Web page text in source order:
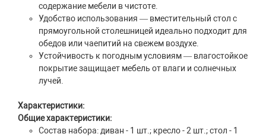
содержание мебели в чистоте.
Удобство использования — вместительный стол с
прямоугольной столешницей идеально подходит для
обедов или чаепитий на свежем воздухе.
Устойчивость к погодным условиям — влагостойкое
покрытие защищает мебель от влаги и солнечных
лучей.
Характеристики:
Общие характеристики:
Состав набора: диван - 1 шт.; кресло - 2 шт.; стол - 1